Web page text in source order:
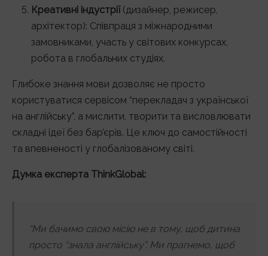
Креативні індустрії(дизайнер, режисер,
архітектор): Співпраця з міжнародними
замовниками, участь у світових конкурсах,
робота в глобальних студіях.
Глибоке знання мови дозволяє не просто
користуватися сервісом “перекладач з української
на англійську”, а мислити, творити та висловлювати
складні ідеї без бар’єрів. Це ключ до самостійності
та впевненості у глобалізованому світі.
Думка експерта ThinkGlobal:
“Ми бачимо свою місію не в тому, щоб дитина
просто “знала англійську”. Ми прагнемо, щоб